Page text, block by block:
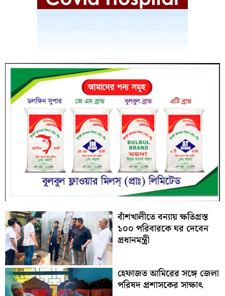
বাঁশখালীতে বন্যায় ক্ষতিগ্রস্ত
১০০ পরিবারকে ঘর দেবেন
প্রধানমন্ত্রী
হেফাজত আমিরের সঙ্গে জেলা
পরিষদ প্রশাসকের সাক্ষাৎ